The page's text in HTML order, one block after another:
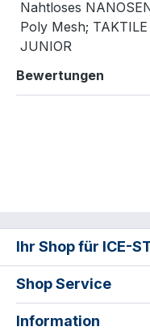
Nahtloses
Poly Mesh;
JUNIOR
Bewertungen
Ihr Shop für ICE-
Shop Service
Information